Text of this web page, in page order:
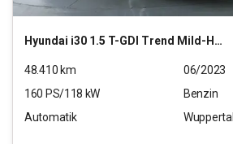
Hyundai i30 1.5 T-GDI Trend Mild-Hybrid (EURO 6d)(OPF)
48.410 km
06/2023
160 PS/118 kW
Benzin
Automatik
Wuppertal